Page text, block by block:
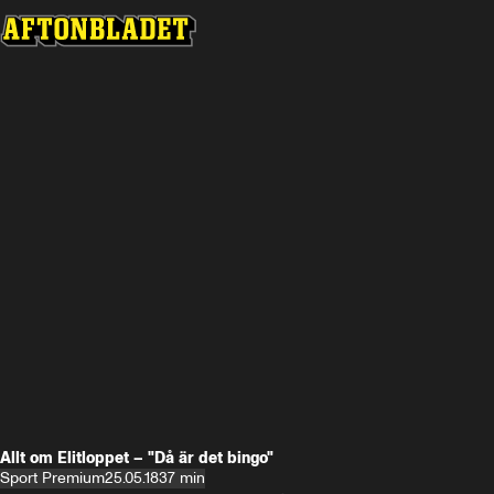
Allt om Elitloppet – "Då är det bingo"
Sport Premium25.05.1837 min